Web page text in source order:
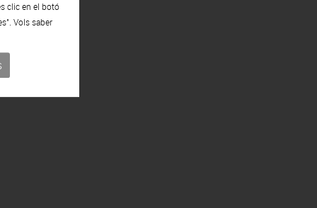
clic en el botó
Vols saber